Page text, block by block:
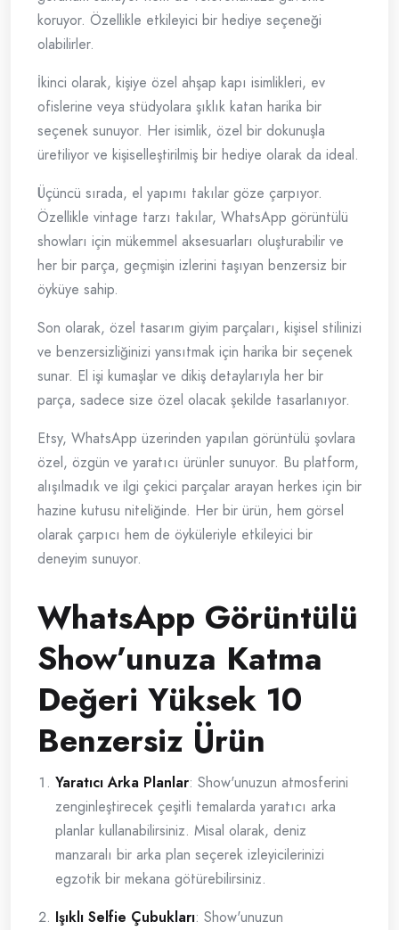
koruyor. Özellikle etkileyici bir hediye seçeneği
olabilirler.
İkinci olarak, kişiye özel ahşap kapı isimlikleri, ev
ofislerine veya stüdyolara şıklık katan harika bir
seçenek sunuyor. Her isimlik, özel bir dokunuşla
üretiliyor ve kişiselleştirilmiş bir hediye olarak da ideal.
Üçüncü sırada, el yapımı takılar göze çarpıyor.
Özellikle vintage tarzı takılar, WhatsApp görüntülü
showları için mükemmel aksesuarları oluşturabilir ve
her bir parça, geçmişin izlerini taşıyan benzersiz bir
öyküye sahip.
Son olarak, özel tasarım giyim parçaları, kişisel stilinizi
ve benzersizliğinizi yansıtmak için harika bir seçenek
sunar. El işi kumaşlar ve dikiş detaylarıyla her bir
parça, sadece size özel olacak şekilde tasarlanıyor.
Etsy, WhatsApp üzerinden yapılan görüntülü şovlara
özel, özgün ve yaratıcı ürünler sunuyor. Bu platform,
alışılmadık ve ilgi çekici parçalar arayan herkes için bir
hazine kutusu niteliğinde. Her bir ürün, hem görsel
olarak çarpıcı hem de öyküleriyle etkileyici bir
deneyim sunuyor.
WhatsApp Görüntülü
Show’unuza Katma
Değeri Yüksek 10
Benzersiz Ürün
Yaratıcı Arka Planlar: Show'unuzun atmosferini
zenginleştirecek çeşitli temalarda yaratıcı arka
planlar kullanabilirsiniz. Misal olarak, deniz
manzaralı bir arka plan seçerek izleyicilerinizi
egzotik bir mekana götürebilirsiniz.
Işıklı Selfie Çubukları: Show'unuzun